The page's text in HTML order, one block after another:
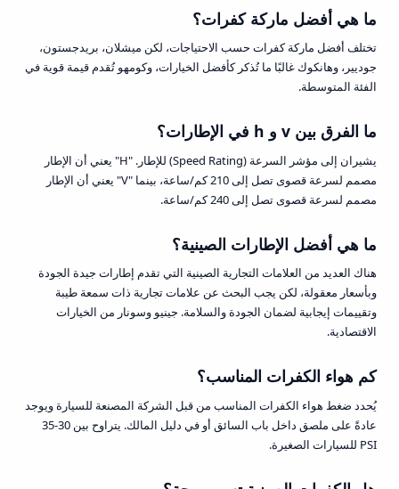
ما هي أفضل ماركة كفرات؟
تختلف أفضل ماركة كفرات حسب الاحتياجات، لكن ميشلان، بريدجستون،
جوديير، وهانكوك غالبًا ما تُذكر كأفضل الخيارات، وكومهو تُقدم قيمة قوية في
الفئة المتوسطة.
ما الفرق بين v و h في الإطارات؟
يشيران إلى مؤشر السرعة (Speed Rating) للإطار. "H" يعني أن الإطار
مصمم لسرعة قصوى تصل إلى 210 كم/ساعة، بينما "V" يعني أن الإطار
مصمم لسرعة قصوى تصل إلى 240 كم/ساعة.
ما هي أفضل الإطارات الصينية؟
هناك العديد من العلامات التجارية الصينية التي تقدم إطارات جيدة الجودة
وبأسعار معقولة، لكن يجب البحث عن علامات تجارية ذات سمعة طيبة
وتقييمات إيجابية لضمان الجودة والسلامة. جينيو وسونار من الخيارات
الاقتصادية.
كم هواء الكفرات المناسب؟
يُحدد ضغط هواء الكفرات المناسب من قبل الشركة المصنعة للسيارة ويوجد
عادةً على ملصق داخل باب السائق أو في دليل المالك. يتراوح بين 30-35
PSI للسيارات الصغيرة.